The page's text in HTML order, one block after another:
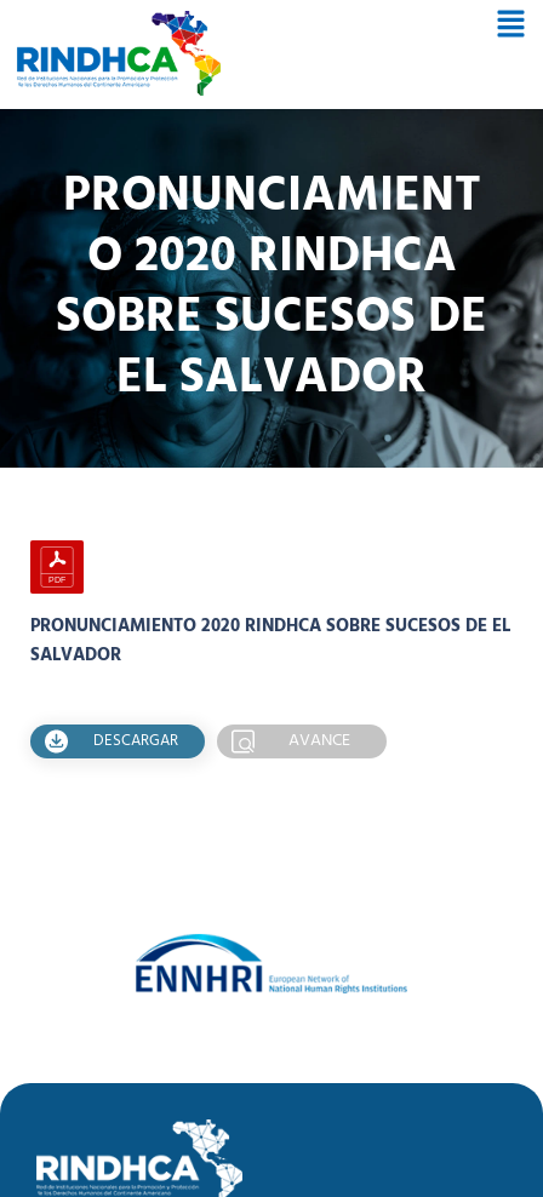
PRONUNCIAMIENT
O 2020 RINDHCA
SOBRE SUCESOS DE
EL SALVADOR
PRONUNCIAMIENTO 2020 RINDHCA SOBRE SUCESOS DE EL
SALVADOR
DESCARGAR AVANCE